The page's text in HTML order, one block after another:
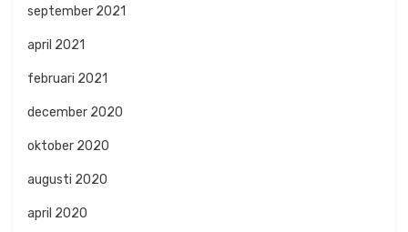
september 2021
april 2021
februari 2021
december 2020
oktober 2020
augusti 2020
april 2020